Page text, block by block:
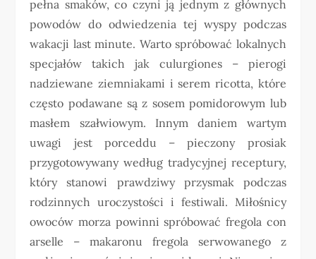
pełna smaków, co czyni ją jednym z głównych
powodów do odwiedzenia tej wyspy podczas
wakacji last minute. Warto spróbować lokalnych
specjałów takich jak culurgiones – pierogi
nadziewane ziemniakami i serem ricotta, które
często podawane są z sosem pomidorowym lub
masłem szałwiowym. Innym daniem wartym
uwagi jest porceddu – pieczony prosiak
przygotowywany według tradycyjnej receptury,
który stanowi prawdziwy przysmak podczas
rodzinnych uroczystości i festiwali. Miłośnicy
owoców morza powinni spróbować fregola con
arselle – makaronu fregola serwowanego z